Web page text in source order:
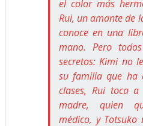
el color más
Rui, un amante de
conoce en una
mano. Pero
secretos: Kimi no
su familia que ha
clases, Rui toca
madre, quien
médico, y Totsuko